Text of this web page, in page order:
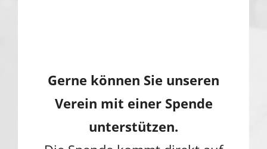
Gerne können Sie unseren
Verein mit einer Spende
unterstützen.